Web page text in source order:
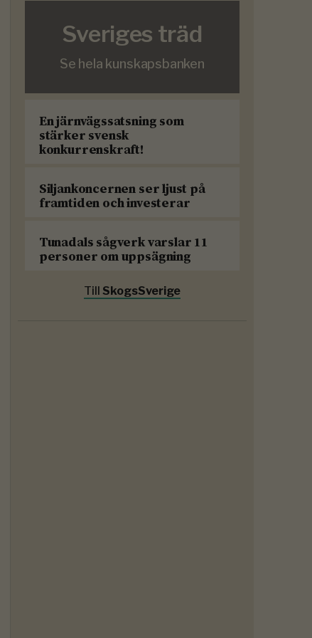
Sveriges träd
Se hela kunskapsbanken
En järnvägssatsning som
stärker svensk
konkurrenskraft!
Siljankoncernen ser ljust på
framtiden och investerar
Tunadals sågverk varslar 11
personer om uppsägning
Till SkogsSverige